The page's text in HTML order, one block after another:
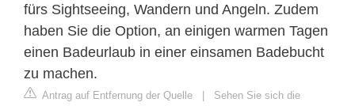
fürs Sightseeing, Wandern und Angeln. Zudem
haben Sie die Option, an einigen warmen Tagen
einen Badeurlaub in einer einsamen Badebucht
zu machen.
Antrag auf Entfernung der Quelle | Sehen Sie sich die